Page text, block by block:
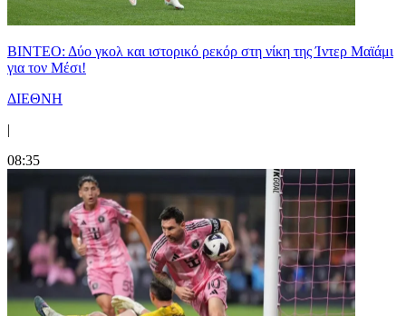
ΒΙΝΤΕΟ: Δύο γκολ και ιστορικό ρεκόρ στη νίκη της Ίντερ Μαϊάμι
για τον Μέσι!
ΔΙΕΘΝΗ
|
08:35